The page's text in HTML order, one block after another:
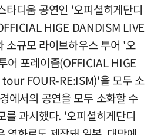
타디움 공연인 '오피셜히게단디
HIGE DANDISM LIVE
규모 라이브하우스 투어 '오
어 포레이즘(OFFICIAL HIGE
FOUR-RE:ISM)'을 모두 소
에서의 공연을 모두 소화할 수
를 과시했다. '오피셜히게단디